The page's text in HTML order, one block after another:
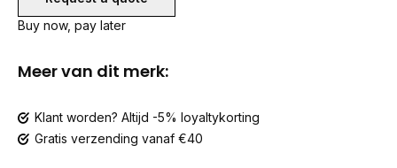
Buy now, pay later
Meer van dit merk:
Klant worden? Altijd -5% loyaltykorting
Gratis verzending vanaf €40